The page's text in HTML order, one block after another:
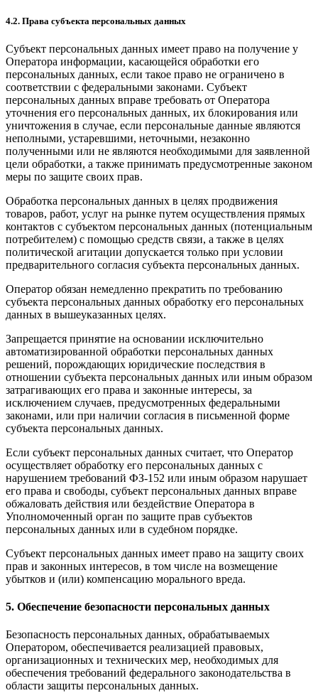
4.2. Права субъекта персональных данных
Субъект персональных данных имеет право на получение у
Оператора информации, касающейся обработки его
персональных данных, если такое право не ограничено в
соответствии с федеральными законами. Субъект
персональных данных вправе требовать от Оператора
уточнения его персональных данных, их блокирования или
уничтожения в случае, если персональные данные являются
неполными, устаревшими, неточными, незаконно
полученными или не являются необходимыми для заявленной
цели обработки, а также принимать предусмотренные законом
меры по защите своих прав.
Обработка персональных данных в целях продвижения
товаров, работ, услуг на рынке путем осуществления прямых
контактов с субъектом персональных данных (потенциальным
потребителем) с помощью средств связи, а также в целях
политической агитации допускается только при условии
предварительного согласия субъекта персональных данных.
Оператор обязан немедленно прекратить по требованию
субъекта персональных данных обработку его персональных
данных в вышеуказанных целях.
Запрещается принятие на основании исключительно
автоматизированной обработки персональных данных
решений, порождающих юридические последствия в
отношении субъекта персональных данных или иным образом
затрагивающих его права и законные интересы, за
исключением случаев, предусмотренных федеральными
законами, или при наличии согласия в письменной форме
субъекта персональных данных.
Если субъект персональных данных считает, что Оператор
осуществляет обработку его персональных данных с
нарушением требований ФЗ-152 или иным образом нарушает
его права и свободы, субъект персональных данных вправе
обжаловать действия или бездействие Оператора в
Уполномоченный орган по защите прав субъектов
персональных данных или в судебном порядке.
Субъект персональных данных имеет право на защиту своих
прав и законных интересов, в том числе на возмещение
убытков и (или) компенсацию морального вреда.
5. Обеспечение безопасности персональных данных
Безопасность персональных данных, обрабатываемых
Оператором, обеспечивается реализацией правовых,
организационных и технических мер, необходимых для
обеспечения требований федерального законодательства в
области защиты персональных данных.